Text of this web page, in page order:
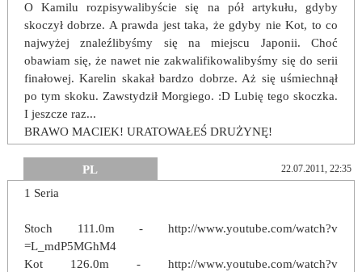
O Kamilu rozpisywalibyście się na pół artykułu, gdyby
skoczył dobrze. A prawda jest taka, że gdyby nie Kot, to co
najwyżej znaleźlibyśmy się na miejscu Japonii. Choć
obawiam się, że nawet nie zakwalifikowalibyśmy się do serii
finałowej. Karelin skakał bardzo dobrze. Aż się uśmiechnął
po tym skoku. Zawstydził Morgiego. :D Lubię tego skoczka.
I jeszcze raz...
BRAWO MACIEK! URATOWAŁEŚ DRUŻYNĘ!
PL 22.07.2011, 22:35
1 Seria
Stoch 111.0m - http://www.youtube.com/watch?v
=L_mdP5MGhM4
Kot 126.0m - http://www.youtube.com/watch?v